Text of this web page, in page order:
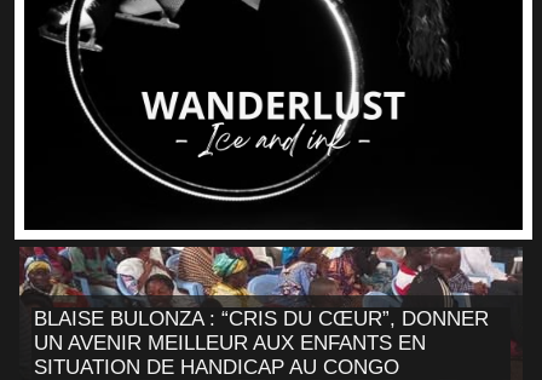
BLAISE BULONZA : “CRIS DU CŒUR”, DONNER
UN AVENIR MEILLEUR AUX ENFANTS EN
SITUATION DE HANDICAP AU CONGO